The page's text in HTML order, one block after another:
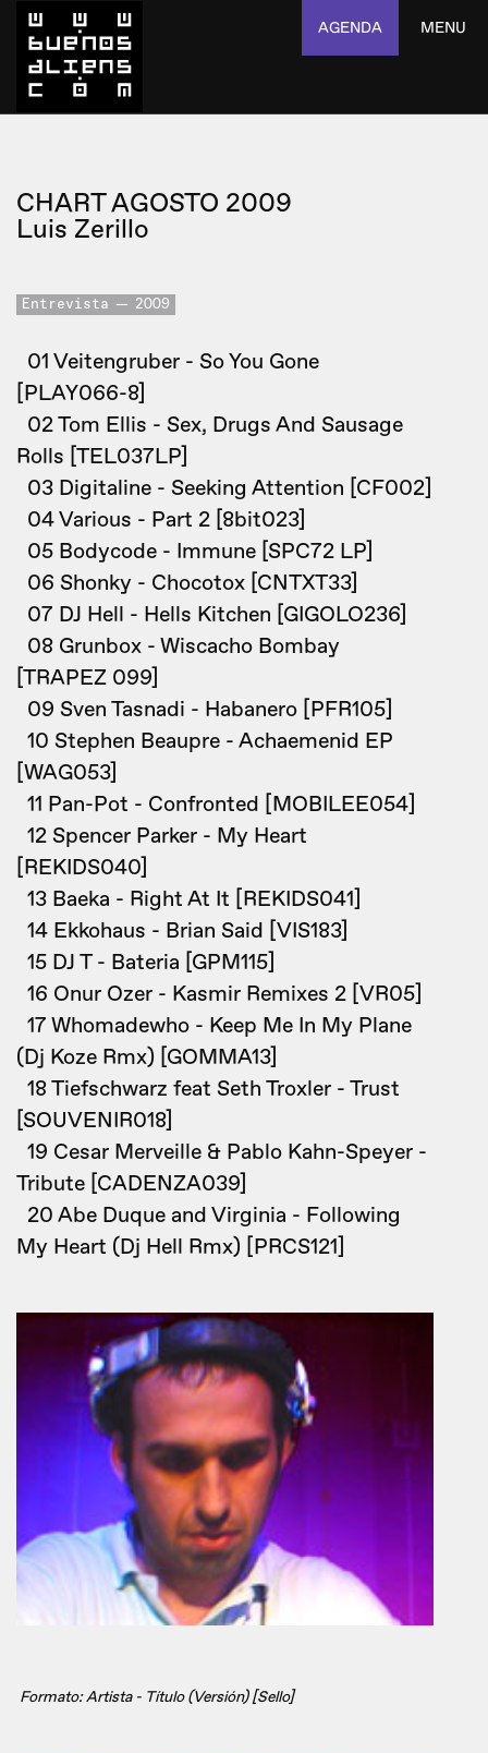
AGENDA MENU
CHART AGOSTO 2009
Luis Zerillo
Entrevista 2009
01 Veitengruber - So You Gone
[PLAY066-8]
02 Tom Ellis - Sex, Drugs And Sausage
Rolls [TEL037LP]
03 Digitaline - Seeking Attention [CF002]
04 Various - Part 2 [8bit023]
05 Bodycode - Immune [SPC72 LP]
06 Shonky - Chocotox [CNTXT33]
07 DJ Hell - Hells Kitchen [GIGOLO236]
08 Grunbox - Wiscacho Bombay
[TRAPEZ 099]
09 Sven Tasnadi - Habanero [PFR105]
10 Stephen Beaupre - Achaemenid EP
[WAG053]
11 Pan-Pot - Confronted [MOBILEE054]
12 Spencer Parker - My Heart
[REKIDS040]
13 Baeka - Right At It [REKIDS041]
14 Ekkohaus - Brian Said [VIS183]
15 DJ T - Bateria [GPM115]
16 Onur Ozer - Kasmir Remixes 2 [VR05]
17 Whomadewho - Keep Me In My Plane
(Dj Koze Rmx) [GOMMA13]
18 Tiefschwarz feat Seth Troxler - Trust
[SOUVENIR018]
19 Cesar Merveille & Pablo Kahn-Speyer -
Tribute [CADENZA039]
20 Abe Duque and Virginia - Following
My Heart (Dj Hell Rmx) [PRCS121]
Formato: Artista - Título (Versión) [Sello]